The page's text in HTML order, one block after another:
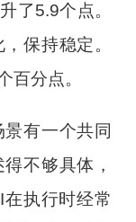
了5.9个点。
保持稳定。
百分点。
有一个共同
不够具体，
执行时经常